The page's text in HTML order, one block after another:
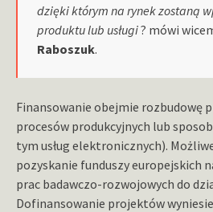
dzięki którym na rynek zostaną
produktu lub usługi? mówi
Raboszuk.
Finansowanie obejmie rozbudowę
procesów produkcyjnych lub
tym usług elektronicznych).
pozyskanie funduszy europejskich
prac badawczo-rozwojowych do
Dofinansowanie projektów wyniesie